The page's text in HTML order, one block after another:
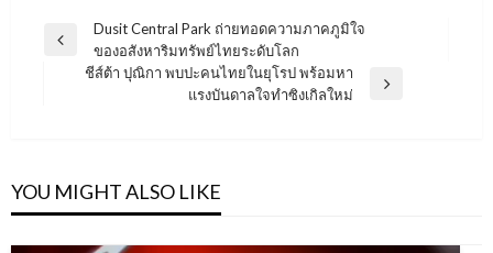
แนะแนว
เรื่อง
Previous
Dusit Central Park ถ่ายทอดความภาคภูมิใจ
ของอสังหาริมทรัพย์ไทยระดับโลก
ชีส์ต้า ปุณิกา พบปะคนไทยในยุโรป พร้อมหา
แรงบันดาลใจทำซิงเกิลใหม่
YOU MIGHT ALSO LIKE